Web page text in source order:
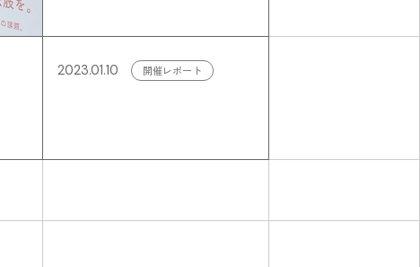
2023.01.10 開催レポート